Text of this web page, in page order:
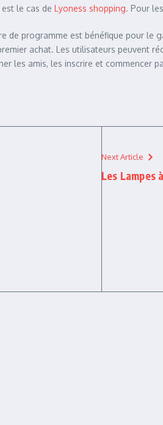
le cas de Lyoness shopping. Pour
programme est bénéfique pour le
achat. Les utilisateurs peuvent
les amis, les inscrire et commencer
Next Article
Les Lampes